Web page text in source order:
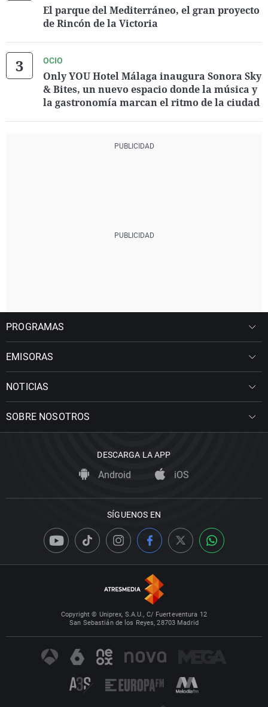
El parque del Mediterráneo, el gran proyecto
de Rincón de la Victoria
OCIO
Only YOU Hotel Málaga inaugura Sonora Sky
& Bites, un nuevo espacio donde la música y
la gastronomía marcan el ritmo de la ciudad
PROGRAMAS
EMISORAS
NOTICIAS
SOBRE NOSOTROS
DESCARGA LA APP
Android iOS
SÍGUENOS EN
Copyright © Uniprex, S.A.U., C/ Fuerteventura 12
San Sebastián de los Reyes, 28703 Madrid